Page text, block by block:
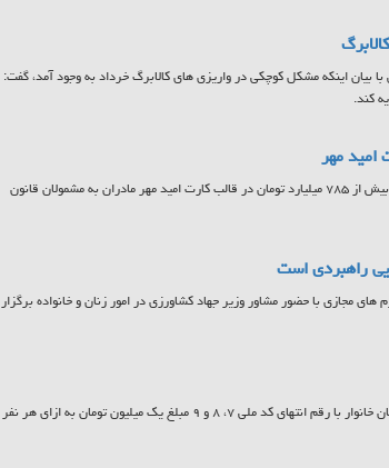
بیان اینکه مشکل کوچکی در واریزی های کالابرگ خرداد به وجود آمد، گفت:
به گزارش حراج کن یک مسئول گفت: از ابتدای سال ۱۴۰۵ تاکنون بیش از ۷۸۵ میلیارد تومان در قالب کارت امید مهر مادران به مشمولان قانون
راهبردی است
مجازی با حضور مشاور وزیر جهاد کشاورزی در امور زنان و خانواده برگزار
به گزارش حراج کن امروز پنجشنبه ۲۵ تیر ۱۴۰۵ کالابرگ سرپرستان خانوار با رقم انتهای کد ملی ۷، ۸ و ۹ مبلغ یک میلیون تومان به ازای هر نفر